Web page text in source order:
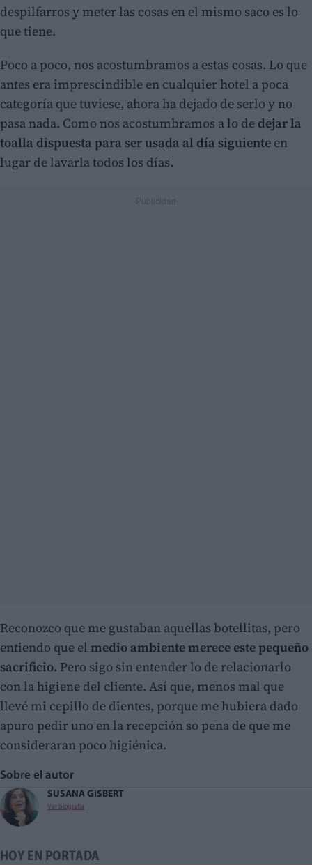
despilfarros y meter las cosas en el mismo saco es lo
que tiene.
Poco a poco, nos acostumbramos a estas cosas. Lo que
antes era imprescindible en cualquier hotel a poca
categoría que tuviese, ahora ha dejado de serlo y no
pasa nada. Como nos acostumbramos a lo de dejar la
toalla dispuesta para ser usada al día siguiente en
lugar de lavarla todos los días.
Reconozco que me gustaban aquellas botellitas, pero
entiendo que el medio ambiente merece este pequeño
sacrificio. Pero sigo sin entender lo de relacionarlo
con la higiene del cliente. Así que, menos mal que
llevé mi cepillo de dientes, porque me hubiera dado
apuro pedir uno en la recepción so pena de que me
consideraran poco higiénica.
Sobre el autor
SUSANA GISBERT
Ver biografía
HOY EN PORTADA